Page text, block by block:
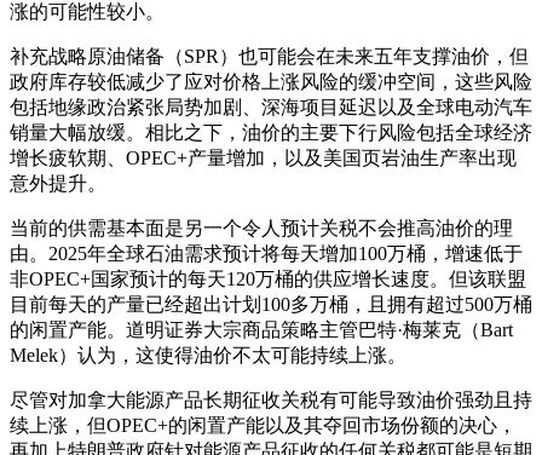
涨的可能性较小。
补充战略原油储备（SPR）也可能会在未来五年支撑油价，但
政府库存较低减少了应对价格上涨风险的缓冲空间，这些风险
包括地缘政治紧张局势加剧、深海项目延迟以及全球电动汽车
销量大幅放缓。相比之下，油价的主要下行风险包括全球经济
增长疲软期、OPEC+产量增加，以及美国页岩油生产率出现
意外提升。
当前的供需基本面是另一个令人预计关税不会推高油价的理
由。2025年全球石油需求预计将每天增加100万桶，增速低于
非OPEC+国家预计的每天120万桶的供应增长速度。但该联盟
目前每天的产量已经超出计划100多万桶，且拥有超过500万桶
的闲置产能。道明证券大宗商品策略主管巴特·梅莱克（Bart
Melek）认为，这使得油价不太可能持续上涨。
尽管对加拿大能源产品长期征收关税有可能导致油价强劲且持
续上涨，但OPEC+的闲置产能以及其夺回市场份额的决心，